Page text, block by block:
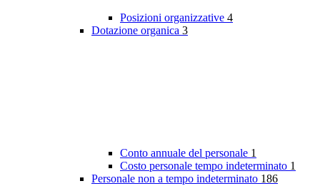
Posizioni organizzative 4
Dotazione organica 3
Conto annuale del personale 1
Costo personale tempo indeterminato 1
Personale non a tempo indeterminato 186